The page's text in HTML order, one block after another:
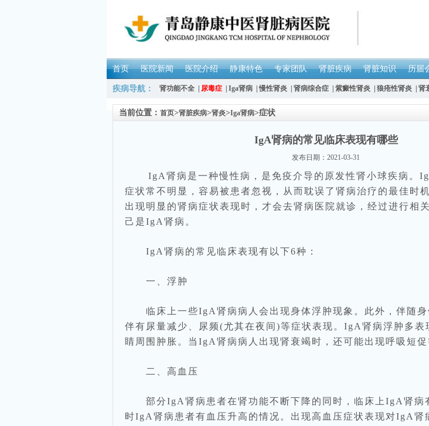
首页 医院新闻 医院介绍 静康特色 专家团队 肾脏疾病 肾脏知识 历届
疾病导航： 肾功能不全 尿毒症 Iga肾病 |慢性肾炎 肾病综合症 紫癜性肾炎 狼疮性肾炎 肾
当前位置： 首页>肾脏疾病>肾炎>Iga肾病>症状
IgA肾病的常见临床表现有哪些
发布日期：2021-03-31
IgA肾病是一种慢性病，是免疫介导的原发性肾小球疾病。
症状常不明显，容易被患者忽视，从而耽误了肾病治疗的最佳时
出现明显的肾病症状表现时，才会去肾病医院就诊，经过进行相
己是IgA肾病。
IgA肾病的常见临床表现有以下6种：
一、浮肿
临床上一些IgA肾病病人会出现身体浮肿现象。此外，伴随身
伴有尿量减少、尿频(尤其在夜间)等症状表现。IgA肾病浮肿多表
睛周围肿胀。当IgA肾病病人出现肾衰竭时，还可能出现呼吸短促
二、高血压
部分IgA肾病患者在肾功能不断下降的同时，临床上IgA肾病
时IgA肾病患者有血压升高的情况。出现高血压症状表现对IgA肾